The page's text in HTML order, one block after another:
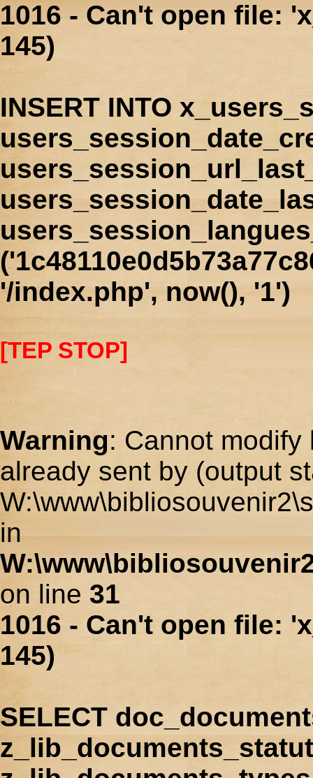
1016 - Can't open file:
145)
INSERT INTO
'/index.php', now(), '1')
[TEP STOP]
Warning: Cannot
already sent by (output
in
on line 31
1016 - Can't open file:
145)
SELECT